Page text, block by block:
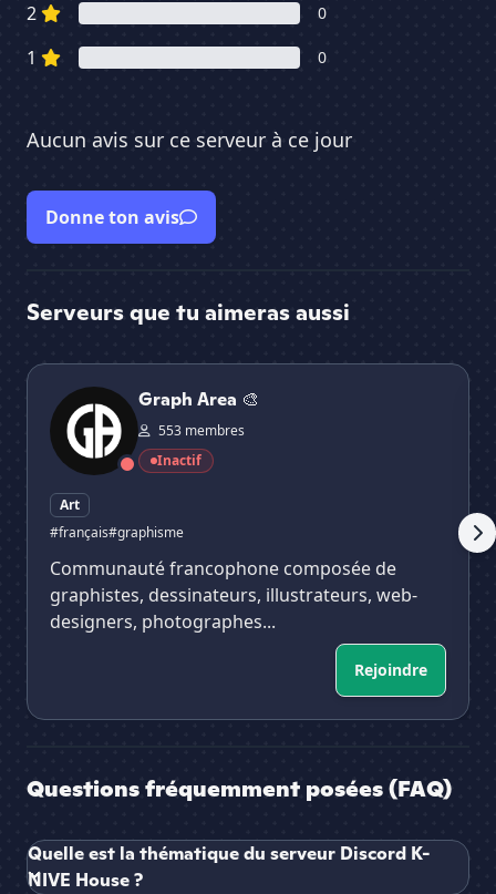
2 0
1 0
Aucun avis sur ce serveur à ce jour
Donne ton avis
Serveurs que tu aimeras aussi
Graph Area 🎨
Graph Area 🎨
553 membres
Inactif
Art
#français#graphisme
Communauté francophone composée de
graphistes, dessinateurs, illustrateurs, web-
designers, photographes...
Rejoindre
Questions fréquemment posées (FAQ)
Quelle est la thématique du serveur Discord K-
NIVE House ?